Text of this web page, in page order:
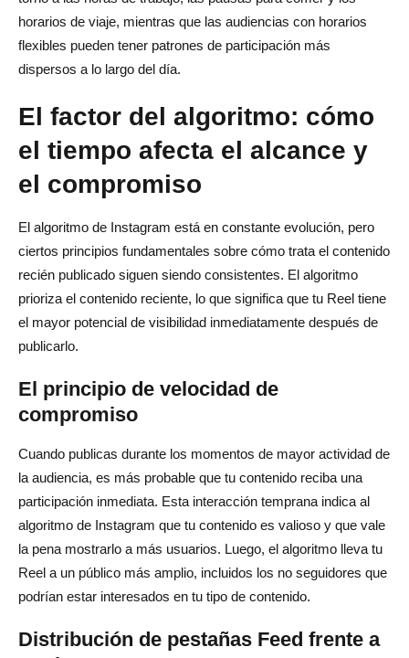
horarios de viaje, mientras que las audiencias con horarios
flexibles pueden tener patrones de participación más
dispersos a lo largo del día.
El factor del algoritmo: cómo
el tiempo afecta el alcance y
el compromiso
El algoritmo de Instagram está en constante evolución, pero
ciertos principios fundamentales sobre cómo trata el contenido
recién publicado siguen siendo consistentes. El algoritmo
prioriza el contenido reciente, lo que significa que tu Reel tiene
el mayor potencial de visibilidad inmediatamente después de
publicarlo.
El principio de velocidad de
compromiso
Cuando publicas durante los momentos de mayor actividad de
la audiencia, es más probable que tu contenido reciba una
participación inmediata. Esta interacción temprana indica al
algoritmo de Instagram que tu contenido es valioso y que vale
la pena mostrarlo a más usuarios. Luego, el algoritmo lleva tu
Reel a un público más amplio, incluidos los no seguidores que
podrían estar interesados en tu tipo de contenido.
Distribución de pestañas Feed frente a